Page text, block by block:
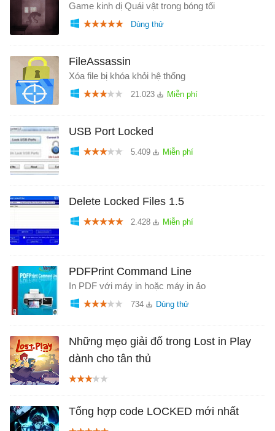
Game kinh dị Quái vật trong bóng tối
FileAssassin
Xóa file bị khóa khỏi hệ thống
21.023
USB Port Locked
5.409
Delete Locked Files 1.5
2.428
PDFPrint Command Line
In PDF với máy in hoặc máy in ảo
734
Những mẹo giải đố trong Lost in Play
dành cho tân thủ
Tổng hợp code LOCKED mới nhất